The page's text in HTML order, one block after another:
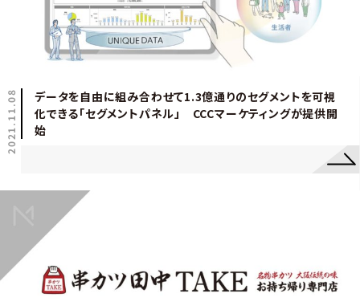
2021.11.08
データを自由に組み合わせて1.3億通りのセグメントを可視
化できる「セグメントパネル」 CCCマーケティングが提供開
始